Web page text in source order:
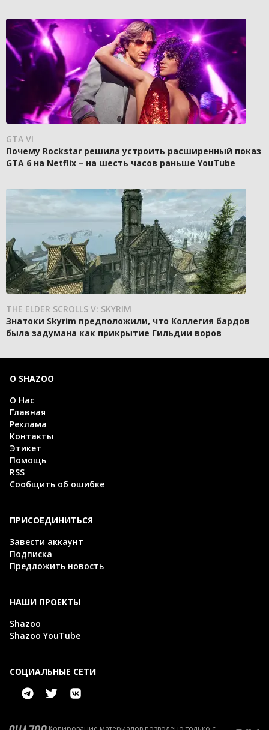
GTA VI
Почему Rockstar решила устроить расширенный показ
GTA 6 на Netflix – на шесть часов раньше YouTube
THE ELDER SCROLLS V: SKYRIM
Знатоки Skyrim предположили, что Коллегия бардов
была задумана как прикрытие Гильдии воров
О SHAZOO
О Нас
Главная
Реклама
Контакты
Этикет
Помощь
RSS
Сообщить об ошибке
ПРИСОЕДИНИТЬСЯ
Завести аккаунт
Подписка
Предложить новость
НАШИ ПРОЕКТЫ
Shazoo
Shazoo YouTube
СОЦИАЛЬНЫЕ СЕТИ